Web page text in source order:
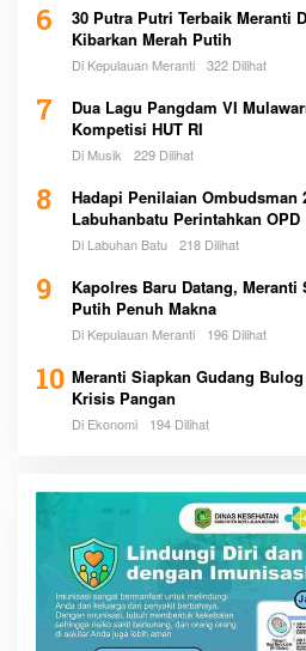
6
30 Putra Putri Terbaik Meranti
Kibarkan Merah Putih
Di Kepulauan Meranti 322 Dilihat
7
Dua Lagu Pangdam VI
Kompetisi HUT RI
Di Musik 229 Dilihat
8
Hadapi Penilaian Ombudsman
Labuhanbatu Perintahkan OPD
Di Labuhan Batu 218 Dilihat
9
Kapolres Baru Datang,
Putih Penuh Makna
Di Kepulauan Meranti 196 Dilihat
10 Meranti Siapkan Gudang
Krisis Pangan
Di Ekonomi 194 Dilihat